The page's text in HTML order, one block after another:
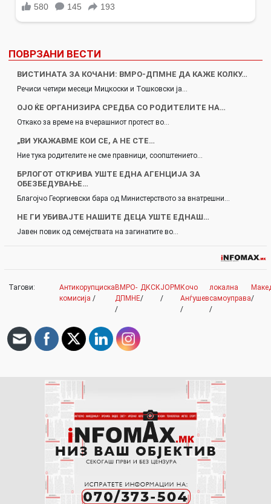
ПОВРЗАНИ ВЕСТИ
ВИСТИНАТА ЗА КОЧАНИ: ВМРО-ДПМНЕ ДА КАЖЕ КОЛКУ…
Речиси четири месеци Мицкоски и Тошковски ја…
ОЈО ЌЕ ОРГАНИЗИРА СРЕДБА СО РОДИТЕЛИТЕ НА…
Откако за време на вчерашниот протест во…
„ВИ УКАЖАВМЕ КОИ СЕ, А НЕ СТЕ…
Ние тука родителите не сме правници, соопштението…
БРЛОГОТ ОТКРИВА УШТЕ ЕДНА АГЕНЦИЈА ЗА
ОБЕЗБЕДУВАЊЕ…
Благојчо Георгиевски бара од Министерството за внатрешни…
НЕ ГИ УБИВАЈТЕ НАШИТЕ ДЕЦА УШТЕ ЕДНАШ…
Јавен повик од семејствата на загинатите во…
Тагови:
Антикорупциска
комисија /
ВМРО-
ДПМНЕ
/
ДКСК
/
ЈОРМ
/
Кочо
Анѓушев
/
локална
самоуправа
/
/